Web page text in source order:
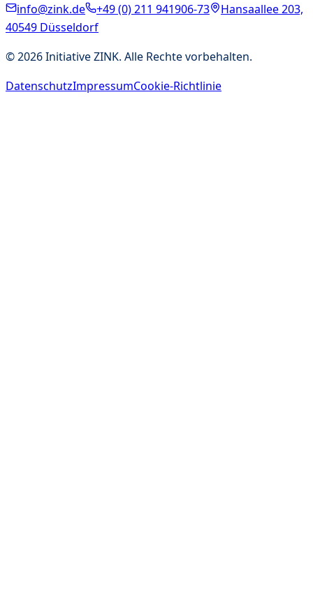
info@zink.de
+49 (0) 211 941906-73
Hansaallee 203,
40549 Düsseldorf
©2026Initiative ZINK. Alle Rechte vorbehalten.
DatenschutzImpressumCookie-Richtlinie